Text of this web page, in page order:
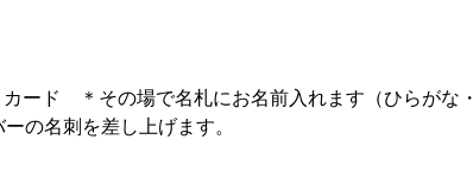
ード ＊その場で名札にお名前入れます（ひらがな
名刺を差し上げます。